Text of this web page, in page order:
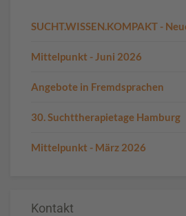
SUCHT.WISSEN.KOMPAKT -
Mittelpunkt - Juni 2026
Angebote in Fremdsprachen
30. Suchttherapietage Hamburg
Mittelpunkt - März 2026
Kontakt